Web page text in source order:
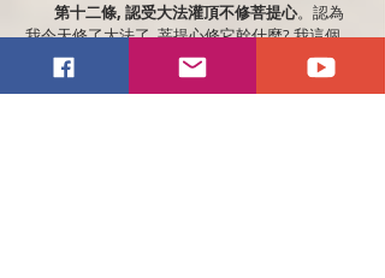
第十二條, 認受大法灌頂不修菩提心。認為
我今天修了大法了, 菩提心修它幹什麼? 我這個
法多大啊, 馬上能成就的, 不修菩提心了。這是錯
誤知見。凡脫離菩提心行, 所修的一切大法皆成